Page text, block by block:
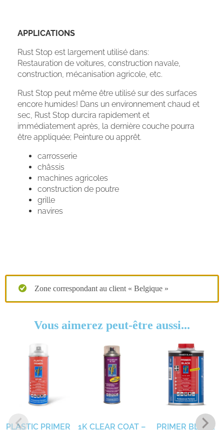
APPLICATIONS
Rust Stop est largement utilisé dans:
Restauration de voitures, construction navale,
construction, mécanisation agricole, etc.
Rust Stop peut même être utilisé sur des surfaces
encore humides! Dans un environnement chaud et
sec, Rust Stop durcira rapidement et
immédiatement après, la dernière couche pourra
être appliquée; Peinture ou apprêt.
carrosserie
châssis
machines agricoles
construction de poutre
grille
navires
Zone correspondant au client « Belgique »
Vous aimerez peut-être aussi...
PLASTIC PRIMER
1K CLEAR COAT –
PRIMER BLACK